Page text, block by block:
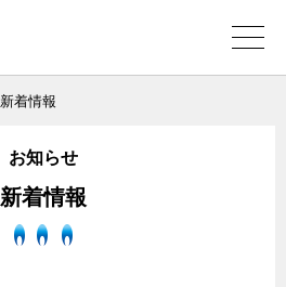
新着情報
お知らせ
新着情報